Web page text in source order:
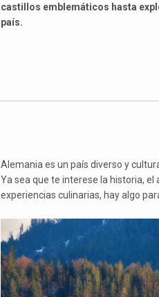
castillos emblemáticos hasta
país.
Alemania es un país diverso y
Ya sea que te interese la historia, el
experiencias culinarias, hay algo